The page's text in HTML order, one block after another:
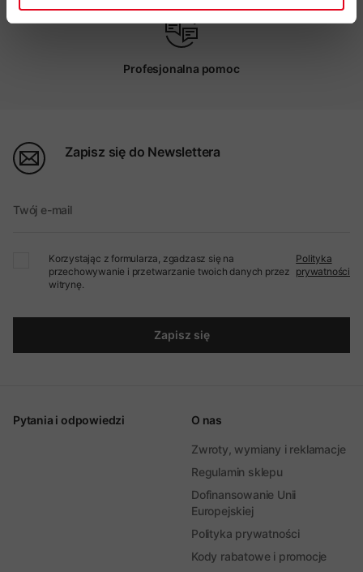
Profesjonalna pomoc
Zapisz się do Newslettera
Twój e-mail
Korzystając z formularza, zgadzasz się na
przechowywanie i przetwarzanie twoich danych przez
witrynę.
Polityka
prywatności
Zapisz się
Pytania i odpowiedzi O nas
Zwroty, wymiany i reklamacje
Regulamin sklepu
Dofinansowanie Unii
Europejskiej
Polityka prywatności
Kody rabatowe i promocje